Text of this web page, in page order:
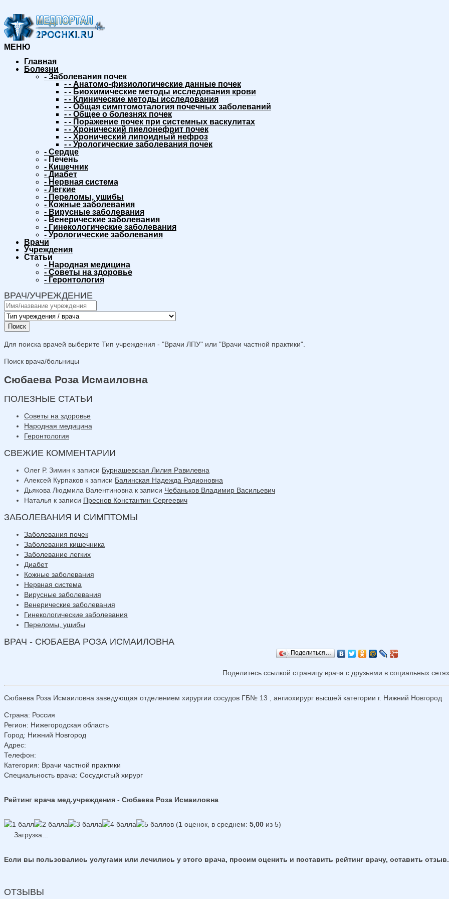
МЕНЮ
Главная
Болезни
- Заболевания почек
- - Анатомо-физиологические данные почек
- - Биохимические методы исследования крови
- - Клинические методы исследования
- - Общая симптомоталогия почечных заболеваний
- - Общее о болезнях почек
- - Поражение почек при системных васкулитах
- - Хронический пиелонефрит почек
- - Хронический липоидный нефроз
- - Урологические заболевания почек
- Сердце
- Печень
- Кишечник
- Диабет
- Нервная система
- Легкие
- Переломы, ушибы
- Кожные заболевания
- Вирусные заболевания
- Венерические заболевания
- Гинекологические заболевания
- Урологические заболевания
Врачи
Учреждения
Статьи
- Народная медицина
- Советы на здоровье
- Геронтология
ВРАЧ/УЧРЕЖДЕНИЕ
Поиск
Для поиска врачей выберите Тип учреждения - "Врачи ЛПУ" или "Врачи частной практики".
Поиск врача/больницы
Сюбаева Роза Исмаиловна
ПОЛЕЗНЫЕ СТАТЬИ
Советы на здоровье
Народная медицина
Геронтология
СВЕЖИЕ КОММЕНТАРИИ
Олег Р. Зимин к записи Бурнашевская Лилия Равилевна
Алексей Курпаков к записи Балинская Надежда Родионовна
Дьякова Людмила Валентиновна к записи Чебаньков Владимир Васильевич
Наталья к записи Преснов Константин Сергеевич
ЗАБОЛЕВАНИЯ И СИМПТОМЫ
Заболевания почек
Заболевания кишечника
Заболевание легких
Диабет
Кожные заболевания
Нервная система
Вирусные заболевания
Венерические заболевания
Гинекологические заболевания
Переломы, ушибы
ВРАЧ - СЮБАЕВА РОЗА ИСМАИЛОВНА
Поделиться…
Поделитесь ссылкой страницу врача с друзьями в социальных
Сюбаева Роза Исмаиловна заведующая отделением хирургии сосудов ГБ№ 13 , ангиохирург высшей категории г. Нижний Новгород
Страна: Россия
Регион: Нижегородская область
Город: Нижний Новгород
Адрес:
Телефон:
Категория: Врачи частной практики
Специальность врача: Сосудистый хирург
Рейтинг врача мед.учреждения - Сюбаева Роза Исмаиловна
(1 оценок, в среднем: 5,00 из 5)
Загрузка...
Если вы пользовались услугами или лечились у этого врача, просим оценить и поставить рейтинг врачу, оставить отзыв.
ОТЗЫВЫ